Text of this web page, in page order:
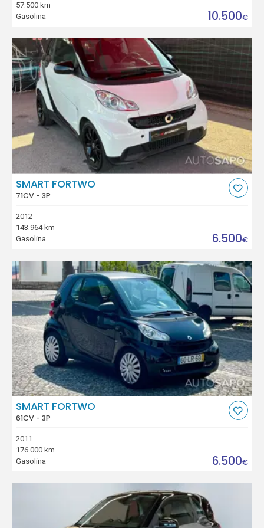
57.500 km
Gasolina
10.500€
SMART FORTWO
71CV - 3P
2012
143.964 km
Gasolina
6.500€
SMART FORTWO
61CV - 3P
2011
176.000 km
Gasolina
6.500€